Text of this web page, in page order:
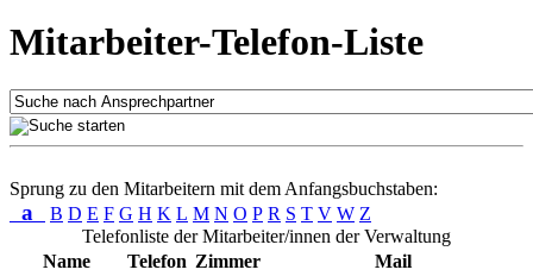
Mitarbeiter-Telefon-Liste
Sprung zu den Mitarbeitern mit dem Anfangsbuchstaben:
a B D E F G H K L M N O P R S T V W Z
Telefonliste der Mitarbeiter/innen der Verwaltung
Name
Telefon Zimmer
Mail